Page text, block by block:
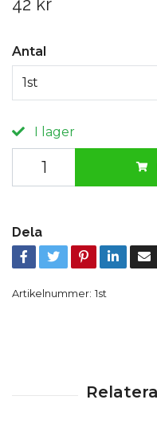
42 kr
Antal
1st
I lager
Dela
Artikelnummer: 1st